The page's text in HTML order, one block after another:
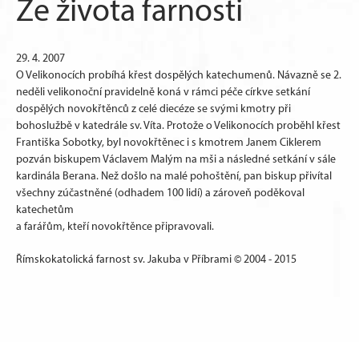
Ze života farnosti
29. 4. 2007
O Velikonocích probíhá křest dospělých katechumenů. Návazně se 2.
neděli velikonoční pravidelně koná v rámci péče církve setkání
dospělých novokřtěnců z celé diecéze se svými kmotry při
bohoslužbě v katedrále sv. Víta. Protože o Velikonocích proběhl křest
Františka Sobotky, byl novokřtěnec i s kmotrem Janem Ciklerem
pozván biskupem Václavem Malým na mši a následné setkání v sále
kardinála Berana. Než došlo na malé pohoštění, pan biskup přivítal
všechny zúčastněné (odhadem 100 lidí) a zároveň poděkoval
katechetům
a farářům, kteří novokřtěnce připravovali.
Římskokatolická farnost sv. Jakuba v Příbrami © 2004 - 2015